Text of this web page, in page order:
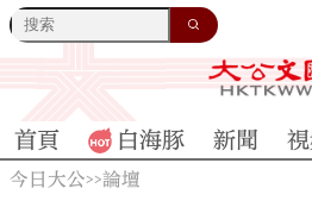
首頁 白海豚 新聞
今日大公>>論壇